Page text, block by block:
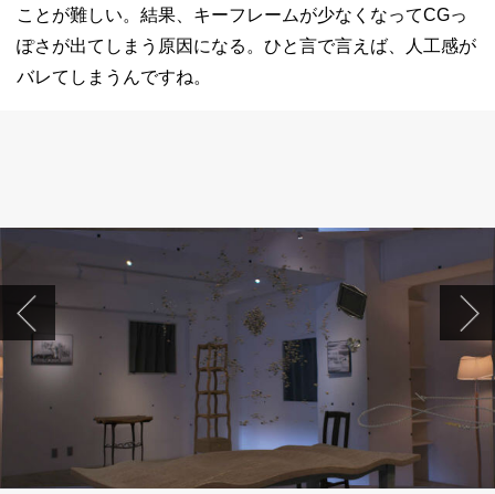
ことが難しい。結果、キーフレームが少なくなってCGっ
ぽさが出てしまう原因になる。ひと言で言えば、人工感が
バレてしまうんですね。